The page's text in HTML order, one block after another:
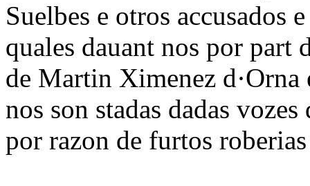
Suelbes e otros accusados
quales dauant nos por part
de Martin Ximenez
nos son stadas dadas
por razon de furtos